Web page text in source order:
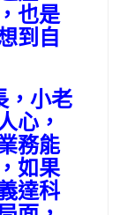
也是
到自
，小老
心，
務能
如果
達科